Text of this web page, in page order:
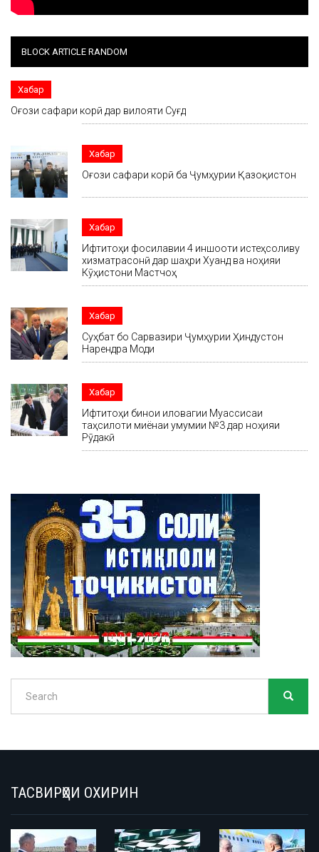
BLOCK ARTICLE RANDOM
Хабар
Оғози сафари корӣ дар вилояти Суғд
Хабар
Оғози сафари корӣ ба Ҷумҳурии Қазоқистон
Хабар
Ифтитоҳи фосилавии 4 иншооти истеҳсоливу
хизматрасонӣ дар шаҳри Хуҷанд ва ноҳияи
Кӯҳистони Мастчоҳ
Хабар
Суҳбат бо Сарвазири Ҷумҳурии Ҳиндустон
Нарендра Моди
Хабар
Ифтитоҳи бинои иловагии Муассисаи
таҳсилоти миёнаи умумии №3 дар ноҳияи
Рӯдакӣ
Search
ТАСВИРҲОИ ОХИРИН